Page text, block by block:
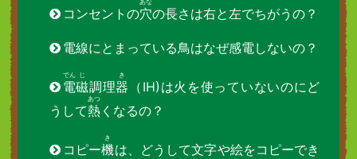
コンセントの穴の長さは右と左でちがうの？
電線にとまっている鳥はなぜ感電しないの？
電
でん
磁
じ
調理器
き
（IH)は火を使っていないのにど
うして熱
あつ
くなるの？
コピー機
き
は、どうして文字や絵をコピーでき